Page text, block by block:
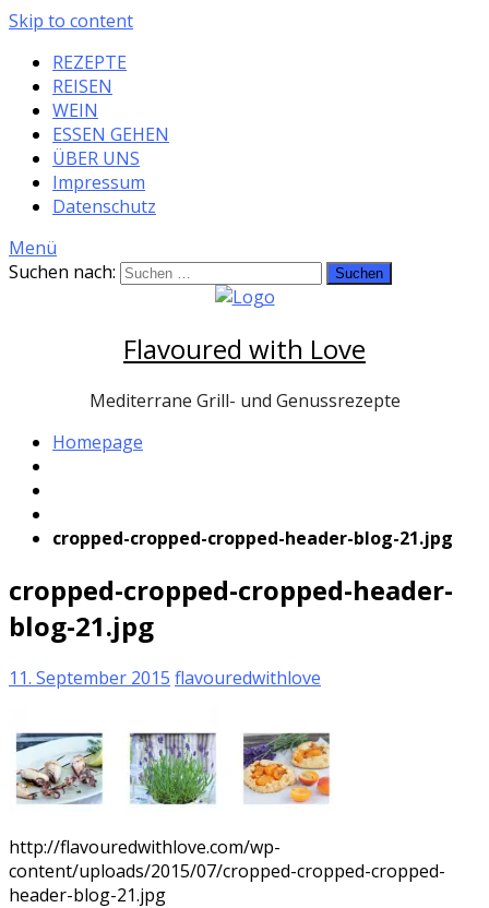
Skip to content
REZEPTE
REISEN
WEIN
ESSEN GEHEN
ÜBER UNS
Impressum
Datenschutz
Menü
Suchen nach:
Flavoured with Love
Mediterrane Grill- und Genussrezepte
Homepage
cropped-cropped-cropped-header-blog-21.jpg
cropped-cropped-cropped-header-
blog-21.jpg
11. September 2015 flavouredwithlove
http://flavouredwithlove.com/wp-
content/uploads/2015/07/cropped-cropped-cropped-
header-blog-21.jpg